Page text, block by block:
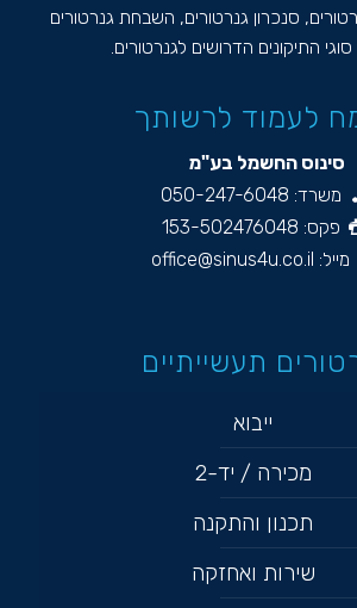
סנכרון גנרטורים, השבחת גנרטורים
סוגי התיקונים הדרושים לגנרטורים.
לעמוד לרשותך
סינוס החשמל בע"מ
משרד: 050-247-6048
פקס: 153-502476048
מייל: office@sinus4u.co.il
תעשייתיים
ייבוא
מכירה / יד-2
תכנון והתקנה
שירות ואחזקה